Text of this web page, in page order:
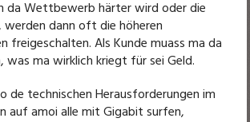
da Wettbewerb härter wird oder die
dann oft die höheren
freigeschalten. Als Kunde muass ma da
was ma wirklich kriegt für sei Geld.
de technischen Herausforderungen im
auf amoi alle mit Gigabit surfen,